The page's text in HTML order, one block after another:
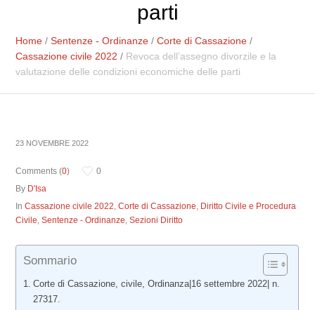
parti
Home /Sentenze - Ordinanze /Corte di Cassazione /
Cassazione civile 2022 / Revoca dell’assegno divorzile e la
valutazione delle condizioni economiche delle parti
23 NOVEMBRE 2022
Comments (0)
0
By D'Isa
InCassazione civile 2022,Corte di Cassazione, Diritto Civile e Procedura
Civile,Sentenze - Ordinanze,Sezioni Diritto
Sommario
Corte di Cassazione, civile, Ordinanza|16 settembre 2022| n.
27317.